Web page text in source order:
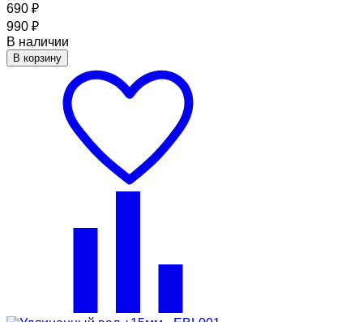
690 ₽
990 ₽
В наличии
В корзину